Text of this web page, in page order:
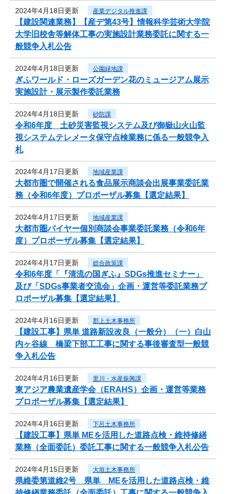
2024年4月18日更新 産業デジタル推進課
【建設関連業務】【産デ第43号】情報科学芸術大学院
大学旧校舎等解体工事の実施設計業務委託に関する一
般競争入札公告
2024年4月18日更新 公園緑地課
ぎふワールド・ローズガーデン花のミュージアム展示
実施設計・展示製作委託業務
2024年4月18日更新 砂防課
令和6年度 土砂災害監視システム及び御嶽山火山監
視システムテレメータ保守点検業務に係る一般競争入
札
2024年4月17日更新 地域産業課
大都市圏で開催される食品展示商談会出展事業委託業
務（令和6年度）プロポーザル募集【選定結果】
2024年4月17日更新 地域産業課
大都市圏バイヤー個別商談会事業委託業務（令和6年
度）プロポーザル募集【選定結果】
2024年4月17日更新 総合政策課
令和6年度「『清流の国ぎふ』SDGs推進セミナー」
及び「SDGs事業者交流会」企画・運営等委託業務プ
ロポーザル募集【選定結果】
2024年4月16日更新 郡上土木事務所
【建設工事】県単 道路新設改良（一般分）（一）白山
内ヶ谷線 橋梁下部工工事に関する事後審査型一般競
争入札公告
2024年4月16日更新 里川・水産振興課
東アジア農業遺産学会（ERAHS）企画・運営等業務
プロポーザル募集【選定結果】
2024年4月16日更新 下呂土木事務所
【建設工事】県単 MEを活用した道路点検・維持修繕
業務（全面委託）委託工事に関する一般競争入札公告
2024年4月15日更新 大垣土木事務所
県維委第道維2号 県単 MEを活用した道路点検・維